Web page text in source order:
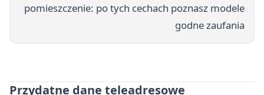
pomieszczenie: po tych cechach poznasz modele
godne zaufania
Przydatne dane teleadresowe